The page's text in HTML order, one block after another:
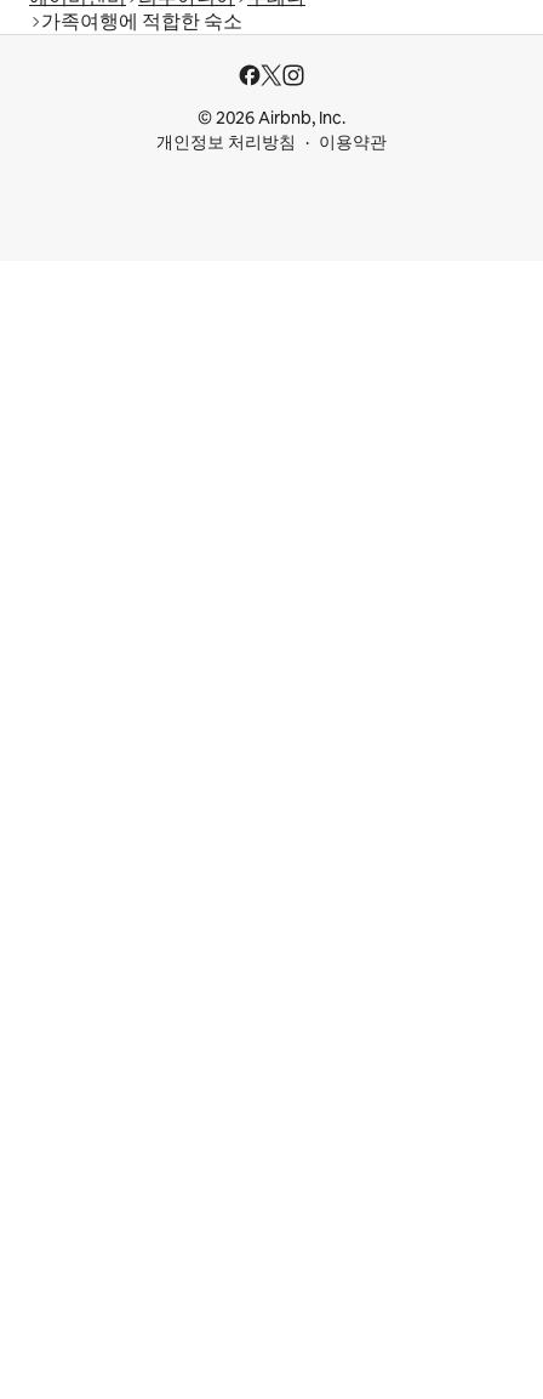
가족여행에 적합한 숙소
© 2026 Airbnb, Inc.
개인정보 처리방침
이용약관